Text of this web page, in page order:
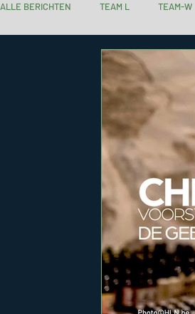
ALLE BERICHTEN TEAM L TEAM-W